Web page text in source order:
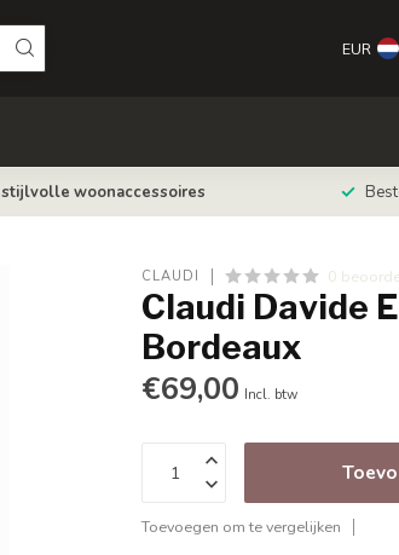
EUR
stijlvolle woonaccessoires
CLAUDI 0
Claudi Davide
Bordeaux
€69,00 Incl. btw
Toevoegen om te vergelijken